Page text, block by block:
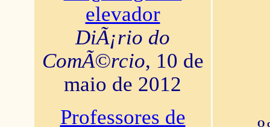
elevador
DiÃ¡rio do
ComÃ©rcio, 10 de
maio de 2012
Professores de
O